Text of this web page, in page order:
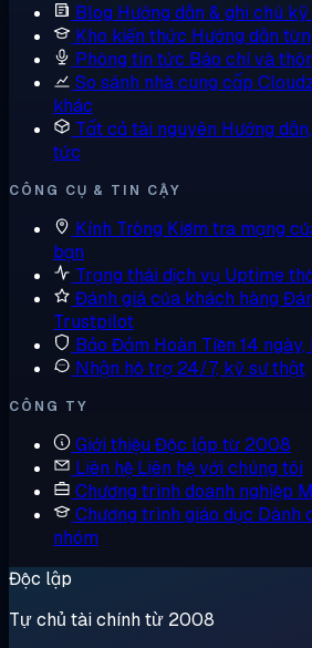
Blog Hướng dẫn & ghi chú
Kho kiến thức Hướng dẫn
Phòng tin tức Báo chí và
So sánh nhà cung cấp
khác
Tất cả tài nguyên Hướng
tức
CÔNG CỤ & TIN CẬY
Kính Tròng Kiểm tra mạng
bạn
Trạng thái dịch vụ Uptime
Đánh giá của khách hàng
Trustpilot
Bảo Đảm Hoàn Tiền 14
Nhận hỗ trợ 24/7, kỹ sư thật
CÔNG TY
Giới thiệu Độc lập từ 2008
Liên hệ Liên hệ với chúng tôi
Chương trình doanh nghiệp
Chương trình giáo dục Dành
nhóm
Độc lập
Tự chủ tài chính từ 2008